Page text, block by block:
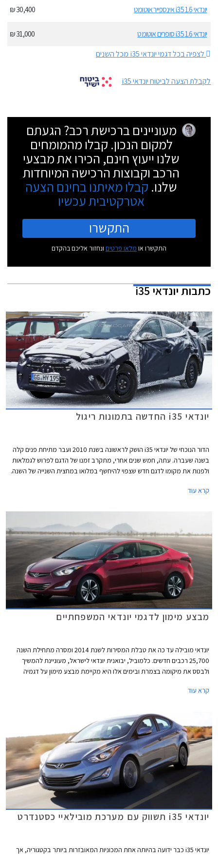
יונדאי i35 1.6 אינספייר אוטומט
30,400 ₪
יונדאי i35 1.6 סופרים אוטומט
31,000 ₪
לצפיה בכל דגמי יונדאי i35 מכל השנים
לקבלת הצעה לביטוח יונדאי i35
מעוניינים ברכישת רכב? הגעתם
למקום הנכון. קבלו מהמומחים
שלנו ייעוץ חינם, הכירו את מבצעי
הרכב וקבוצות הרכישה המיוחדות
שלנו. קבלו מאיתנו בחינם הצעה
אטרקטיבית עכשיו
התקשרו
התקשרו או מלאו פרטים ונחזור אליכם בהקדם
כתבותיונדאי i35
יונדאי i35 החדשה בתמונות ריגול
הדור הנוכחי של יונדאי i35 הושק לראשונה בשנת 2010 ועבר מתיחת פנים קלה
בשנה שעברה. עתה, חמש שנים אחרי, מתקרב זמנו של הדגם לפרוש לגמלאות
ולפנות את מקומו לדגם חדש שצפוי להיחשף במלואו במחצית השנייה של השנה.
ההזדמנות על מנת לצלם סט תמונות של הרכב המוסווה.
קרא עוד
מבצע מימון לדגמי יונדאי המשפחתיים
יונדאי מובילה עד כה את טבלת המסירות לשנת 2014 ומסרה מתחילת השנה
25,700 רכבים חדשים. כלמוביל, יבואנית יונדאי לישראל, מעוניינת להמשיך
ולבסס את מיקומה בצמרת ובימים אלו היא מקיימת מבצע מימון על דגמיה
במסגרת המבצע מאפשרת החברה לשלם מקדמה שגובהה תלוי בין היתר בדגם
בתום שלוש שנים, שגובהו נגזר מהדגם הנבחר ומגובה המקדמה. המבצע בתוקף
עד ה- 31.10.2014.
קרא עוד
יונדאי i35 תשווק עם מערכת מובילאיי כסטנדרט
יונדאי i35 כבר ידועה בהיותה אחת המכוניות המאובזרות ביותר בקטגוריה, אך